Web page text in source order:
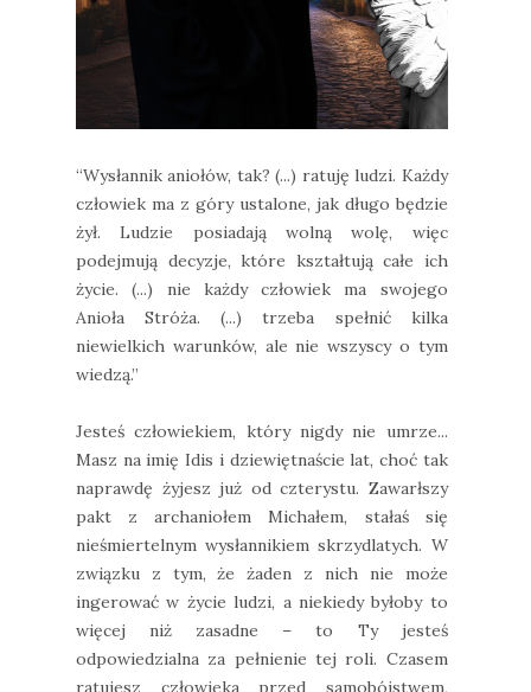
“Wysłannik aniołów, tak? (...) ratuję ludzi. Każdy
człowiek ma z góry ustalone, jak długo będzie
żył. Ludzie posiadają wolną wolę, więc
podejmują decyzje, które kształtują całe ich
życie. (...) nie każdy człowiek ma swojego
Anioła Stróża. (...) trzeba spełnić kilka
niewielkich warunków, ale nie wszyscy o tym
wiedzą.”
Jesteś człowiekiem, który nigdy nie umrze...
Masz na imię Idis i dziewiętnaście lat, choć tak
naprawdę żyjesz już od czterystu. Zawarłszy
pakt z archaniołem Michałem, stałaś się
nieśmiertelnym wysłannikiem skrzydlatych. W
związku z tym, że żaden z nich nie może
ingerować w życie ludzi, a niekiedy byłoby to
więcej niż zasadne – to Ty jesteś
odpowiedzialna za pełnienie tej roli. Czasem
ratujesz człowieka przed samobójstwem,